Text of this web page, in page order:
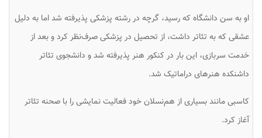
او به سن دانشگاه که رسید، گرچه در رشته پزشکی پذیرفته شد اما به دلیل
عشقی که به تئاتر داشت، از تحصیل در پزشکی صرف‌نظر کرد و بعد از
خدمت سربازی، این بار در کنکور هنر پذیرفته شد و دانشجوی تئاتر
داشنکده هنرهای دراماتیک شد.
کاسبی مانند بسیاری از هم‌نسلان خود فعالیت نمایشی را با صحنه تئاتر
آغاز کرد.